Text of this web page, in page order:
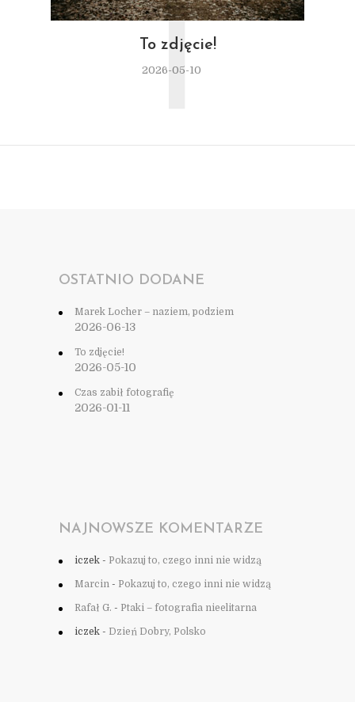
To zdjęcie!
2026-05-10
T
OSTATNIO DODANE
Marek Locher – naziem, podziem
2026-06-13
To zdjęcie!
2026-05-10
Czas zabił fotografię
2026-01-11
NAJNOWSZE KOMENTARZE
iczek - Pokazuj to, czego inni nie widzą
Marcin - Pokazuj to, czego inni nie widzą
Rafał G. - Ptaki – fotografia nieelitarna
iczek - Dzień Dobry, Polsko